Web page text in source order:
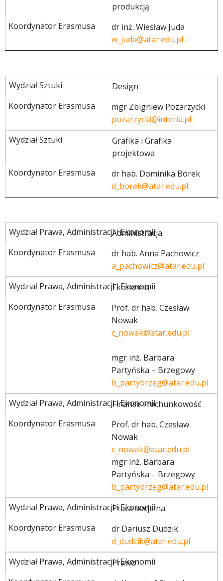
produkcją
dr inż. Wiesław Juda
w_juda@atar.edu.pl
Design
mgr Zbigniew Pozarzycki
pozarzycki@interia.pl
Grafika i Grafika
projektowa
dr hab. Dominika Borek
d_borek@atar.edu.pl
Administracja
dr hab. Anna Pachowicz
a_pachowicz@atar.edu.pl
Ekonomia
Prof. dr hab. Czesław
Nowak
c_nowak@atar.edu.pl
mgr inż. Barbara
Partyńska – Brzegowy
b_partybrzeg@atar.edu.pl
Finanse i rachunkowość
Prof. dr hab. Czesław
Nowak
c_nowak@atar.edu.pl
mgr inż. Barbara
Partyńska – Brzegowy
b_partybrzeg@atar.edu.pl
Praca socjalna
dr Dariusz Dudzik
d_dudzik@atar.edu.pl
Prawo